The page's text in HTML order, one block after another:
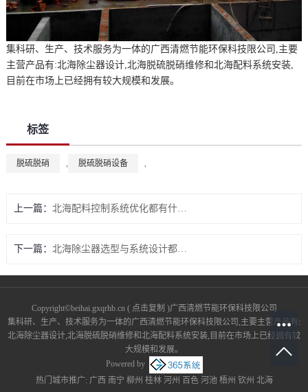
集科研、生产、技术服务为一体的广西清燃节能环保科技限公司,主要
主营产品有:北海除尘器设计,北海脱硫脱硝维修和北海配料系统安装,
目前在市场上已经拥有较大规模和发展。
标签
脱硫脱硝 , 脱硫脱硝设备 ,
上一篇： 北海配料控制系统优化都有什么策略与实践？
下一篇： 北海除尘器选型与系统设计都有哪些要点？
Copyright©beihai.gxqrhb.cn( 点击复制 )广西清燃节能环保科技限公司
集科研、生产、技术服务为一体的广西清燃节能环保科技限公司,主要主营产品有:
北海除尘器设计,北海脱硫脱硝维修和北海配料系统安装,目前在市场上已经拥有较
大规模和发展。
Powered by
热门城市推广: 广西 南宁 柳州 桂林 河州 百色 河池 梧州 钦州 北海